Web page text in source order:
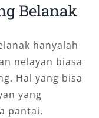
Belanak
hanyalah
nelayan biasa
Hal yang bisa
yang
pantai.